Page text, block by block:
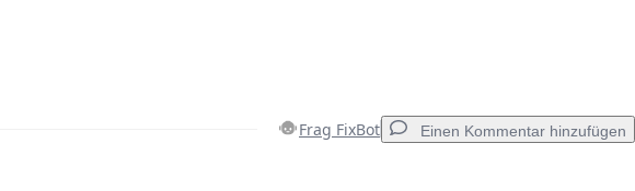
Frag FixBot Einen Kommentar hinzufügen